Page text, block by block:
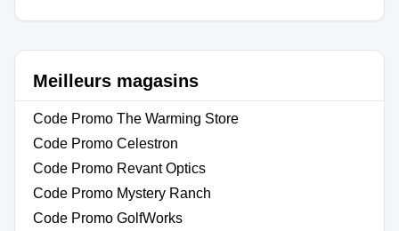
Meilleurs magasins
Code Promo The Warming Store
Code Promo Celestron
Code Promo Revant Optics
Code Promo Mystery Ranch
Code Promo GolfWorks